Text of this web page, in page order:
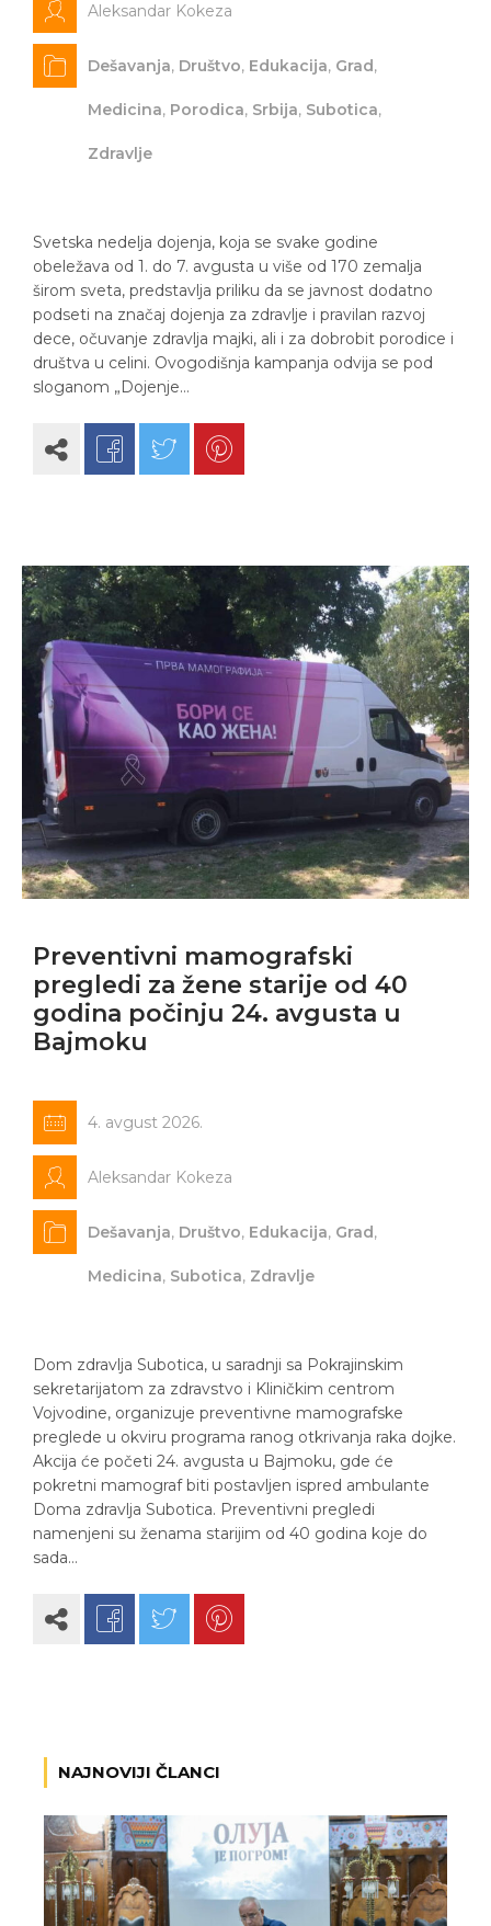
Aleksandar Kokeza
Dešavanja, Društvo, Edukacija, Grad,
Medicina, Porodica, Srbija, Subotica,
Zdravlje
Svetska nedelja dojenja, koja se svake godine
obeležava od 1. do 7. avgusta u više od 170 zemalja
širom sveta, predstavlja priliku da se javnost dodatno
podseti na značaj dojenja za zdravlje i pravilan razvoj
dece, očuvanje zdravlja majki, ali i za dobrobit porodice i
društva u celini. Ovogodišnja kampanja odvija se pod
sloganom „Dojenje…
Preventivni mamografski
pregledi za žene starije od 40
godina počinju 24. avgusta u
Bajmoku
4. avgust 2026.
Aleksandar Kokeza
Dešavanja, Društvo, Edukacija, Grad,
Medicina, Subotica, Zdravlje
Dom zdravlja Subotica, u saradnji sa Pokrajinskim
sekretarijatom za zdravstvo i Kliničkim centrom
Vojvodine, organizuje preventivne mamografske
preglede u okviru programa ranog otkrivanja raka dojke.
Akcija će početi 24. avgusta u Bajmoku, gde će
pokretni mamograf biti postavljen ispred ambulante
Doma zdravlja Subotica. Preventivni pregledi
namenjeni su ženama starijim od 40 godina koje do
sada…
NAJNOVIJI ČLANCI